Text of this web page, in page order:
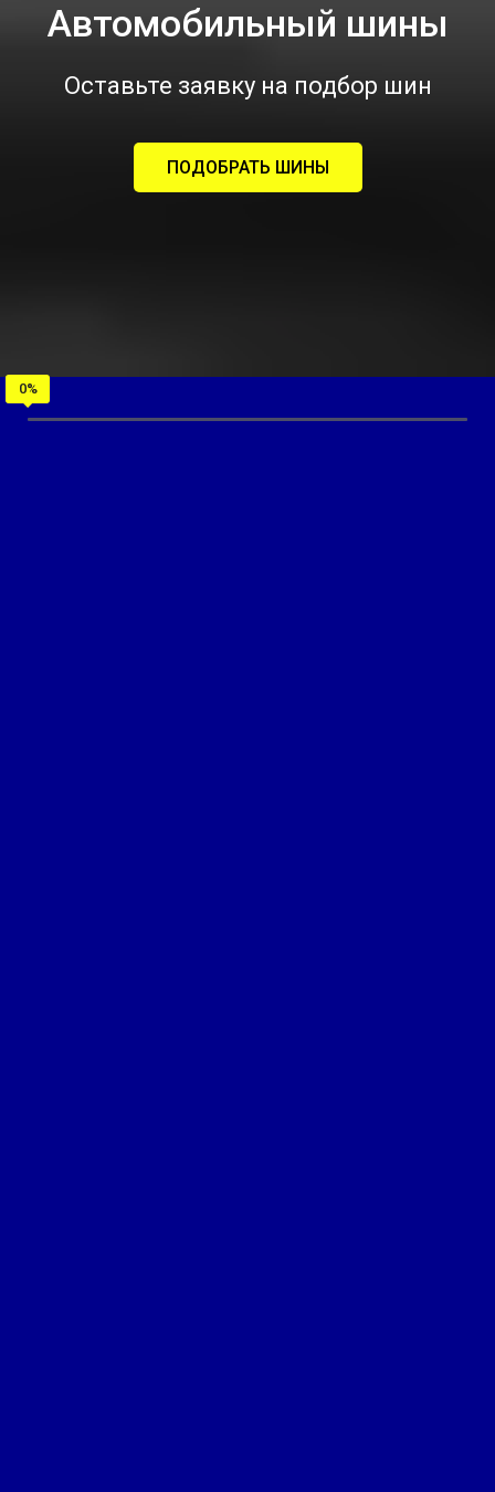
Автомобильный шины
Оставьте заявку на подбор шин
ПОДОБРАТЬ ШИНЫ